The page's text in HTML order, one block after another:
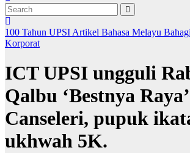
100 Tahun UPSI Artikel Bahasa Melayu
Korporat
ICT UPSI ungguli
Qalbu ‘Bestnya
Canseleri, pupuk
ukhwah 5K.